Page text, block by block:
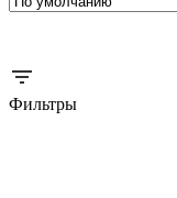
Фильтры